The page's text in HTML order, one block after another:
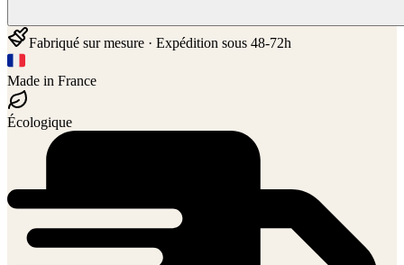
Fabriqué sur mesure · Expédition sous 48-72h
Made in France
Écologique